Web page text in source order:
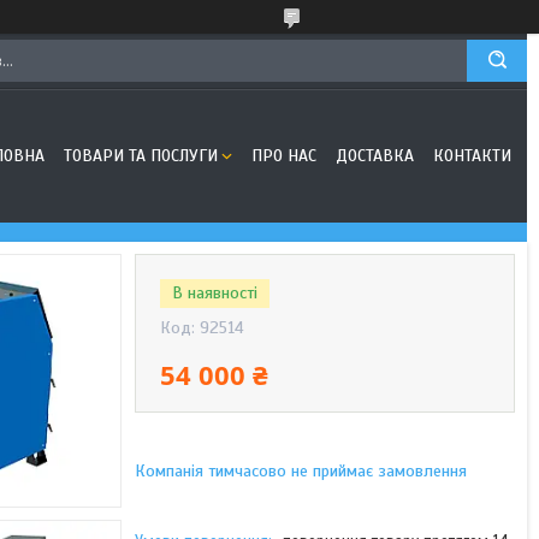
ТОВАРИ ТА ПОСЛУГИ ПРО НАС ДОСТАВКА КОНТАКТИ
В наявності
Код: 92514
54 000 ₴
Компанія тимчасово не приймає замовлення